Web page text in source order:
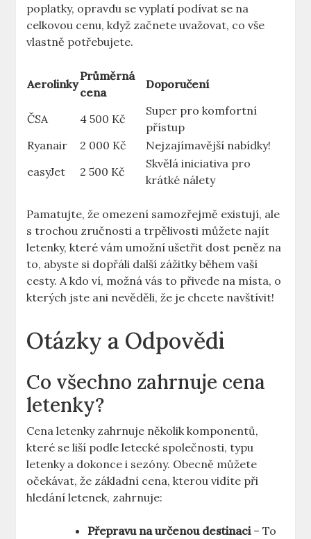
poplatky, opravdu se vyplatí podívat se na
celkovou cenu, když začnete uvažovat, co vše
vlastně potřebujete.
Aerolinky
Průměrná
cena
Doporučení
ČSA 4 500 Kč
Super pro komfortní
přístup
Ryanair
2 000 Kč
Nejzajímavější nabídky!
easyJet
2 500 Kč
Skvělá iniciativa pro
krátké nálety
Pamatujte, že omezení samozřejmě existují, ale
s trochou zručnosti a trpělivosti můžete najít
letenky, které vám umožní ušetřit dost peněz na
to, abyste si dopřáli další zážitky během vaší
cesty. A kdo ví, možná vás to přivede na místa, o
kterých jste ani nevěděli, že je chcete navštívit!
Otázky a Odpovědi
Co všechno zahrnuje cena
letenky?
Cena letenky zahrnuje několik komponentů,
které se liší podle letecké společnosti, typu
letenky a dokonce i sezóny. Obecně můžete
očekávat, že základní cena, kterou vidíte při
hledání letenek, zahrnuje:
Přepravu na určenou destinaci– To